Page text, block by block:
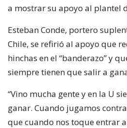
a mostrar su apoyo al plantel
Esteban Conde, portero
Chile, se refirió al apoyo que
hinchas en el “banderazo” y
siempre tienen que salir a
“Vino mucha gente y en la U
ganar. Cuando jugamos
que cuando nos toque entrar